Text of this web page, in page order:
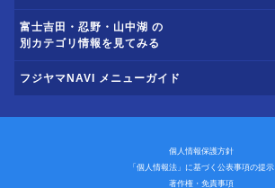
富士吉田・忍野・山中湖 の
別カテゴリ情報を見てみる
フジヤマNAVI メニューガイド
個人情報保護方針
「個人情報法」に基づく公表事項の提示
著作権・免責事項